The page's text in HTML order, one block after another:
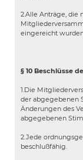
2.Alle Anträge, die
eingereicht
§ 10 Beschlüsse
1.Die
der abgegebenen
Änderungen des
abgegebenen
2.Jede
beschlußfähig.